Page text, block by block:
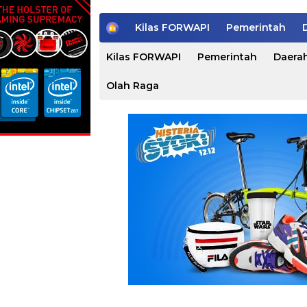
H
e
Kilas FORWAPI Pemerintah
Kilas FORWAPI Pemerintah
Olah Raga